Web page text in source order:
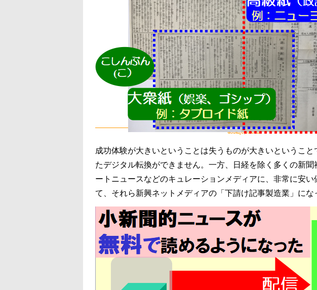
成功体験が大きいということは失うものが大きいというこ
たデジタル転換ができません。一方、日経を除く多くの新
ートニュースなどのキュレーションメディアに、非常に安い
て、それら新興ネットメディアの「下請け記事製造業」にな